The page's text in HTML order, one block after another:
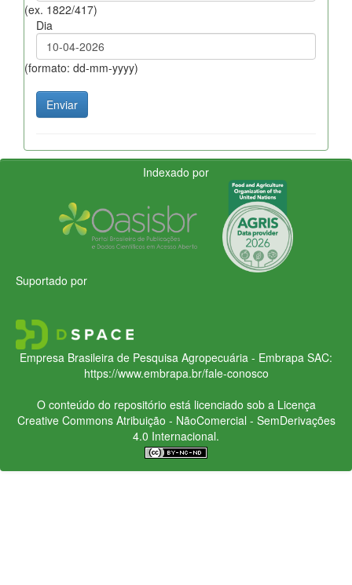
(ex. 1822/417)
Dia
(formato: dd-mm-yyyy)
Indexado por
Suportado por
Empresa Brasileira de Pesquisa Agropecuária - Embrapa SAC:
https://www.embrapa.br/fale-conosco
O conteúdo do repositório está licenciado sob a Licença
Creative CommonsAtribuição - NãoComercial - SemDerivações
4.0 Internacional.